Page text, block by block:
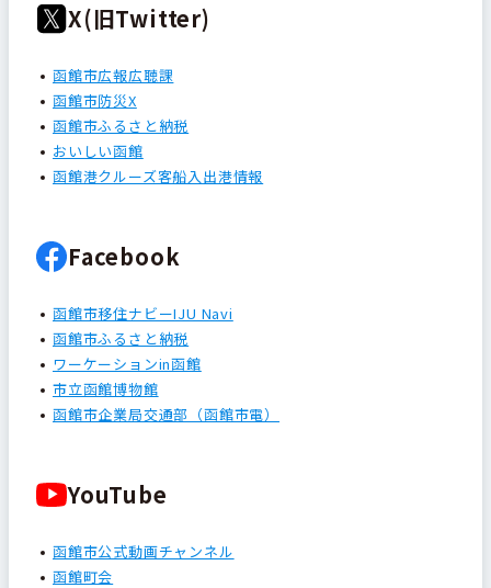
X(旧Twitter)
函館市広報広聴課
函館市防災X
函館市ふるさと納税
おいしい函館
函館港クルーズ客船入出港情報
Facebook
函館市移住ナビーIJU Navi
函館市ふるさと納税
ワーケーションin函館
市立函館博物館
函館市企業局交通部（函館市電）
YouTube
函館市公式動画チャンネル
函館町会